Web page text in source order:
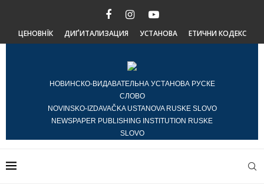
ЦЕНОВНЇК ДИҐИТАЛИЗАЦИЯ УСТАНОВА ЕТИЧНИ КОДЕКС
НОВИНСКО-ВИДАВАТЕЛЬНА УСТАНОВА РУСКЕ
СЛОВО
NOVINSKO-IZDAVAČKA USTANOVA RUSKE SLOVO
NEWSPAPER PUBLISHING INSTITUTION RUSKE
SLOVO